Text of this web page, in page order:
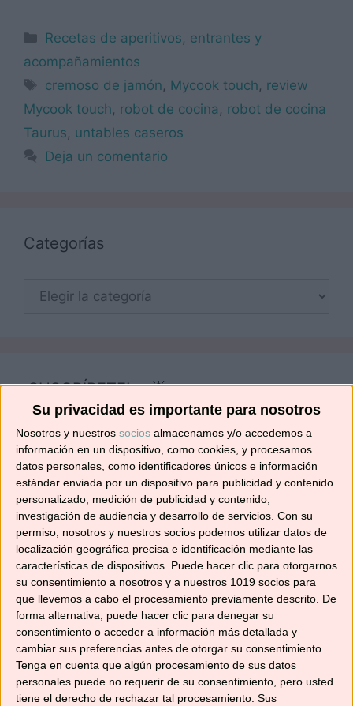
Su privacidad es importante para nosotros
Nosotros y nuestros socios almacenamos y/o accedemos a
información en un dispositivo, como cookies, y procesamos
datos personales, como identificadores únicos e información
estándar enviada por un dispositivo para publicidad y contenido
personalizado, medición de publicidad y contenido,
investigación de audiencia y desarrollo de servicios. Con su
permiso, nosotros y nuestros socios podemos utilizar datos de
localización geográfica precisa e identificación mediante las
características de dispositivos. Puede hacer clic para otorgarnos
su consentimiento a nosotros y a nuestros 1019 socios para
que llevemos a cabo el procesamiento previamente descrito. De
forma alternativa, puede hacer clic para denegar su
consentimiento o acceder a información más detallada y
cambiar sus preferencias antes de otorgar su consentimiento.
Tenga en cuenta que algún procesamiento de sus datos
personales puede no requerir de su consentimiento, pero usted
tiene el derecho de rechazar tal procesamiento. Sus
Categorías
Recetas de aperitivos, entrantes y
acompañamientos
Etiquetas
cremoso de jamón, Mycook touch, review
Mycook touch, robot de cocina , robot de cocina
Taurus, untables caseros
Deja un comentario
Categorías
¡SUSCRÍBETE! 🍳🌟
Suscríbete ahora para recibir todas las recetas
en tu correo.
¡No te pierdas ninguna! 👩‍🍳👨‍🍳
Dirección
de
correo
electrónico
Suscribir
YouTube